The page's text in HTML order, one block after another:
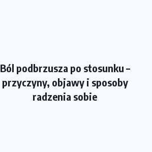
Ból podbrzusza po stosunku –
przyczyny, objawy i sposoby
radzenia sobie